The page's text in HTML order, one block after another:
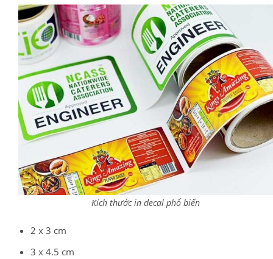
Kích thước in decal phổ biến
2 x 3 cm
3 x 4.5 cm